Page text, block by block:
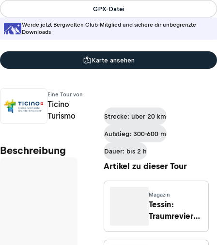
Werde jetzt Bergwelten Club-Mitglied und sichere dir unbegrenzte
Downloads
GPX-Datei
Karte ansehen
Eine Tour von
Ticino
Turismo
Beschreibung
Strecke: über 20 km
Aufstieg: 300-600 m
Dauer: bis 2 h
Artikel zu dieser Tour
Magazin
Tessin:
Traumrevier